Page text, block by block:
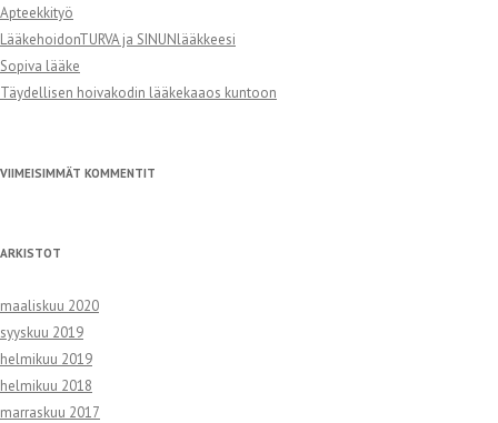
Apteekkityö
LääkehoidonTURVA ja SINUNlääkkeesi
Sopiva lääke
Täydellisen hoivakodin lääkekaaos kuntoon
VIIMEISIMMÄT KOMMENTIT
ARKISTOT
maaliskuu 2020
syyskuu 2019
helmikuu 2019
helmikuu 2018
marraskuu 2017